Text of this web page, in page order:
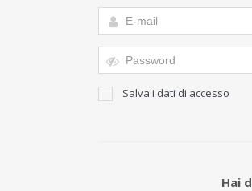
Salva i dati di accesso
Hai